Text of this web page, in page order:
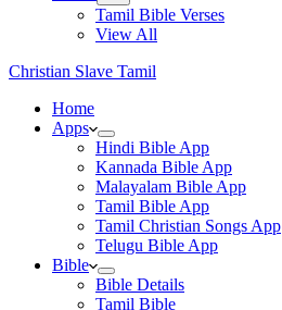
Tamil Bible Verses
View All
Christian Slave Tamil
Home
Apps
Hindi Bible App
Kannada Bible App
Malayalam Bible App
Tamil Bible App
Tamil Christian Songs App
Telugu Bible App
Bible
Bible Details
Tamil Bible